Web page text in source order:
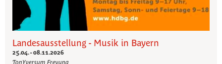
Landesausstellung - Musik in Bayern
25.04. - 08.11.2026
TonYversum Freyung